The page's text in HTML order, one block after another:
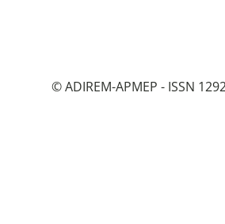
© ADIREM-APMEP - ISSN